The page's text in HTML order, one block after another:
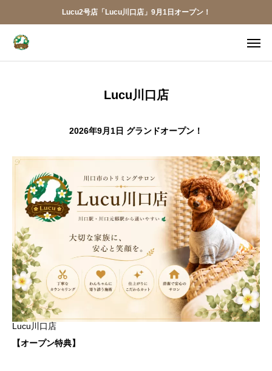
Lucu2号店「Lucu川口店」9月1日オープン！
Lucu川口店
2026年9月1日 グランドオープン！
Lucu川口店
【オープン特典】
Lucu川口店
トリミング
ペットホテル
犬の幼稚園
犬の送迎
ドッグカフェ